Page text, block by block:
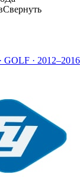
Свернуть